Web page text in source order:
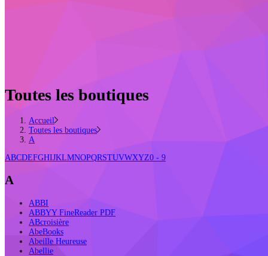
Toutes les boutiques
Accueil
Toutes les boutiques
A
ABCDEFGHIJKLMNOPQRSTUVWXYZ0 - 9
A
ABBI
ABBYY FineReader PDF
ABcroisière
AbeBooks
Abeille Heureuse
Abellie